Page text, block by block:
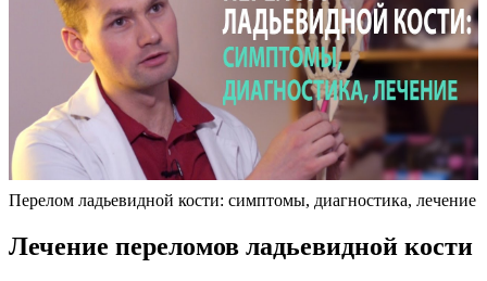
Перелом ладьевидной кости: симптомы, диагностика, лечение
Лечение переломов ладьевидной кости